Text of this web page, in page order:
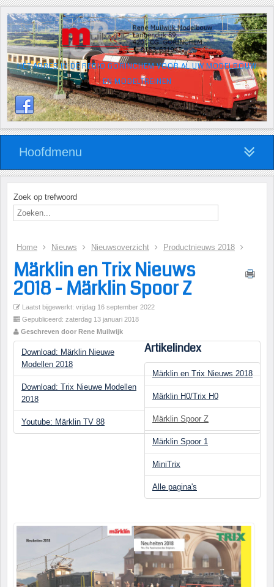
HÉT ADRES IN DE REGIO GORINCHEM VOOR AL UW MODELBOUW
EN MODELTREINEN
Hoofdmenu
Zoek op trefwoord
Home Nieuws Nieuwsoverzicht Productnieuws 2018
Märklin en Trix Nieuws
2018 - Märklin Spoor Z
Laatst bijgewerkt: vrijdag 16 september 2022
Gepubliceerd: zaterdag 13 januari 2018
Geschreven door Rene Muilwijk
Artikelindex
Märklin en Trix Nieuws 2018
Märklin H0/Trix H0
Märklin Spoor Z
Märklin Spoor 1
MiniTrix
Alle pagina's
Download: Märklin Nieuwe
Modellen 2018
Download: Trix Nieuwe Modellen
2018
Youtube: Märklin TV 88